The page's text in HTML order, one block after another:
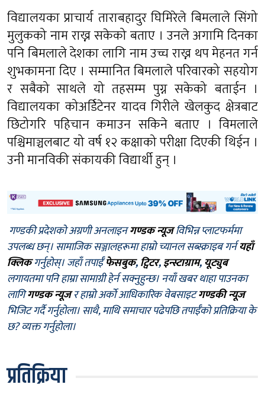
विद्यालयका प्राचार्य ताराबहादुर घिमिरेले बिमलाले सिंगो
मुलुकको नाम राख्न सकेको बताए । उनले अगामि दिनका
पनि बिमलाले देशका लागि नाम उच्च राख्न थप मेहनत गर्न
शुभकामना दिए । सम्मानित बिमलाले परिवारको सहयोग
र सबैको साथले यो तहसम्म पुग्न सकेको बताईन ।
विद्यालयका कोअर्डिटेनर यादव गिरीले खेलकुद क्षेत्रबाट
छिटोगरि पहिचान कमाउन सकिने बताए । विमलाले
पश्चिमाञ्चलबाट यो वर्ष १२ कक्षाको परीक्षा दिएकी थिईन ।
उनी मानविकी संकायकी विद्यार्थी हुन् ।
गण्डकी प्रदेशको अग्रणी अनलाइनगण्डक न्यूजविभिन्न प्लाटफर्ममा
उपलब्ध छन्। सामाजिक सञ्जालहरूमा हाम्रो च्यानल सब्स्क्राइब गर्नयहाँ
क्लिकगर्नुहोस्। जहाँ तपाईँफेसबुक,ट्विटर,इन्स्टाग्राम, यूट्युब
लगायतमा पनि हाम्रा सामाग्री हेर्न सक्नुहुन्छ। नयाँ खबर थाहा पाउनका
लागिगण्डक न्यूजर हाम्रो अर्को आधिकारिक वेबसाइटगण्डकी न्यूज
भिजिट गर्दै गर्नुहोला। साथै, माथि समाचार पढेपछि तपाईँको प्रतिक्रिया के
छ? व्यक्त गर्नुहोला।
प्रतिक्रिया